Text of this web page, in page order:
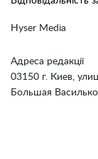
Hyser Media
Адреса редакції
03150 г. Киев,
Большая